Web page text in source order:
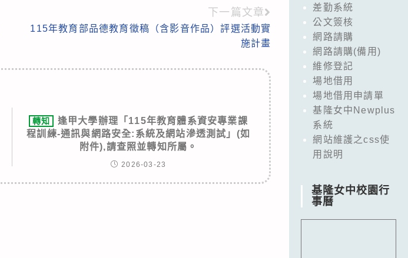
下一篇文章
115年教育部品德教育徵稿（含影音作品）評選活動實
施計畫
轉知
逢甲大學辦理「115年教育體系資安專業課
程訓練-通訊與網路安全:系統及網站滲透測試」(如
附件),請查照並轉知所屬。
2026-03-23
差勤系統
公文簽核
網路請購
網路請購(備用)
維修登記
場地借用
場地借用申請單
基隆女中Newplus
系統
網站維護之css使
用說明
基隆女中校園行
事曆